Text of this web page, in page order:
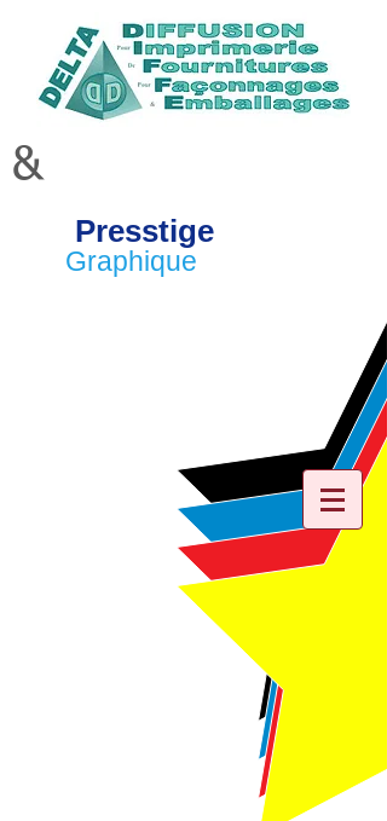
&
Presstige
Graphique